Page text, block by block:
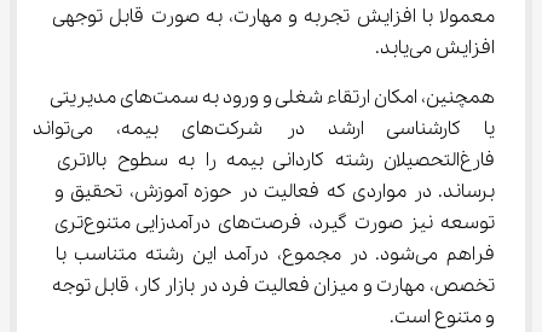
معمولا با افزایش تجربه و مهارت، به صورت قابل توجهی
افزایش می‌یابد.
همچنین، امکان ارتقاء شغلی و ورود به سمت‌های مدیریتی
یا کارشناسی ارشد در شرکت‌های
فارغ‌التحصیلان رشته کاردانی بیمه را به سطوح بالاتری
برساند. در مواردی که فعالیت در حوزه آموزش، تحقیق و
توسعه نیز صورت گیرد، فرصت‌های درآمدزایی متنوع‌تری
فراهم می‌شود. در مجموع، درآمد این رشته متناسب با
تخصص، مهارت و میزان فعالیت فرد در بازار کار، قابل توجه
و متنوع است.